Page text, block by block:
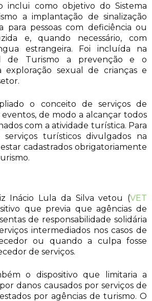
inclui como objetivo do Sistema
a implantação de sinalização
para pessoas com deficiência ou
e, quando necessário, com
estrangeira. Foi incluída na
de Turismo a prevenção e o
exploração sexual de crianças e
o conceito de serviços de
de modo a alcançar todos
com a atividade turística. Para
turísticos divulgados na
cadastrados obrigatoriamente
Inácio Lula da Silva vetou (VET
que previa que agências de
de responsabilidade solidária
intermediados nos casos de
ou quando a culpa fosse
de serviços.
o dispositivo que limitaria a
danos causados por serviços de
por agências de turismo. O